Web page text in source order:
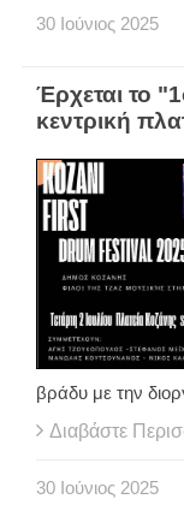
30 Ιούνιος 2025
Έρχεται το
κεντρική
βράδυ με την
Διαβάστε
30 Ιούνιος 2025